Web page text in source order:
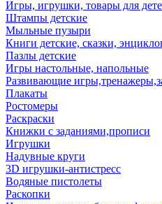
Игры, игрушки, товары для
Штампы детские
Мыльные пузыри
Книги детские, сказки,
Пазлы детские
Игры настольные, напольные
Развивающие
Плакаты
Ростомеры
Раскраски
Книжки с заданиями,прописи
Игрушки
Надувные круги
3D игрушки-антистресс
Водяные пистолеты
Раскопки